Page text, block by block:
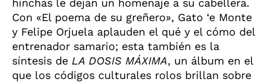
Con «El poema de su greñero», Gato ‘e Monte
y Felipe Orjuela aplauden el qué y el cómo del
entrenador samario; esta también es la
síntesis de LA DOSIS MÁXIMA, un álbum en el
que los códigos culturales rolos brillan sobre